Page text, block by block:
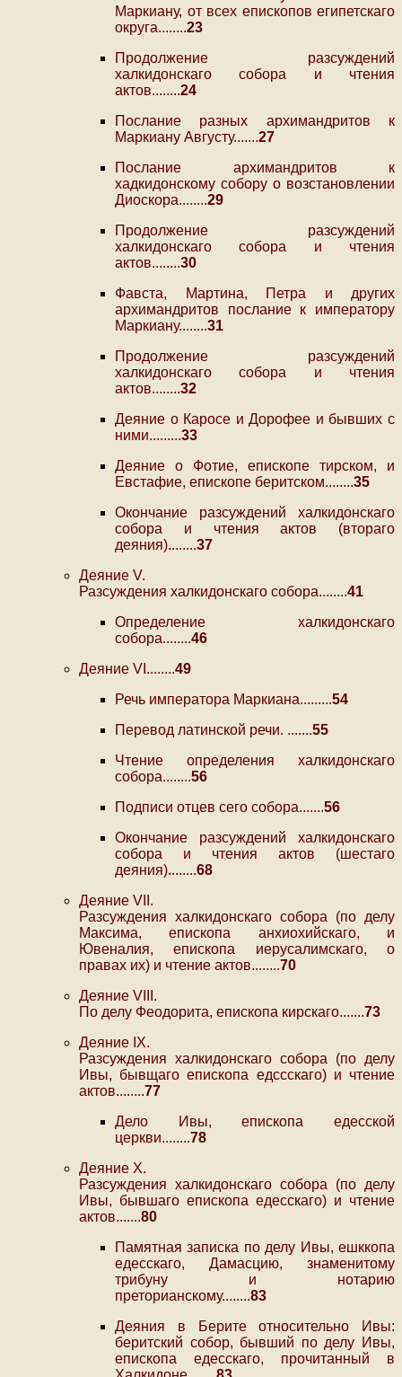
Маркиану, от всех епископов египетскаго
округа........23
Продолжение разсуждений
халкидонскаго собора и чтения
актов........24
Послание разных архимандритов к
Маркиану Августу.......27
Послание архимандритов к
хадкидонскому собору о возстановлении
Диоскора........29
Продолжение разсуждений
халкидонскаго собора и чтения
актов........30
Фавста, Мартина, Петра и других
архимандритов послание к императору
Маркиану........31
Продолжение разсуждений
халкидонскаго собора и чтения
актов........32
Деяние о Каросе и Дорофее и бывших с
ними.........33
Деяние о Фотие, епископе тирском, и
Евстафие, епископе беритском........35
Окончание разсуждений халкидонскаго
собора и чтения актов (втораго
деяния)........37
Деяние V.
Разсуждения халкидонскаго собора........41
Определение халкидонскаго
собора........46
Деяние VI........49
Речь императора Маркиана.........54
Перевод латинской речи. .......55
Чтение определения халкидонскаго
собора........56
Подписи отцев сего собора.......56
Окончание разсуждений халкидонскаго
собора и чтения актов (шестаго
деяния)........68
Деяние VII.
Разсуждения халкидонскаго собора (по делу
Максима, епископа анхиохийскаго, и
Ювеналия, епископа иерусалимскаго, о
правах их) и чтение актов........70
Деяние VIII.
По делу Феодорита, епископа кирскаго.......73
Деяние IX.
Разсуждения халкидонскаго собора (по делу
Ивы, бывщаго епископа едссскаго) и чтение
актов........77
Дело Ивы, епископа едесской
церкви........78
Деяние X.
Разсуждения халкидонскаго собора (по делу
Ивы, бывшаго епископа едесскаго) и чтение
актов.......80
Памятная записка по делу Ивы, ешккопа
едесскаго, Дамасцию, знаменитому
трибуну и нотарию
преторианскому........83
Деяния в Берите относительно Ивы:
беритский собор, бывший по делу Ивы,
епископа едесскаго, прочитанный в